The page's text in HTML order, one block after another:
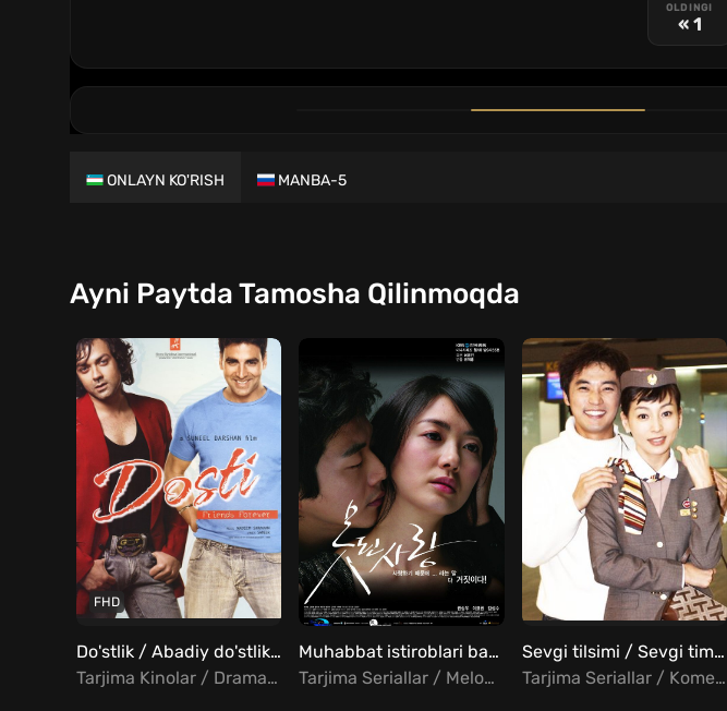
OLDINGI
« 1
ONLAYN KO'RISH MANBA-5
Ayni Paytda Tamosha Qilinmoqda
FHD
Do'stlik / Abadiy do'stlik Uzbek tilida
Tarjima Kinolar / Drama / Melodrama / Hind Kinolar Uzbek Tilida
Muhabbat istiroblari barcha qismlar Uzbek tilida
Tarjima Seriallar / Melodrama / Xorij Seriallar Uzbek Tilida
Sevgi tilsimi / Sevgi timsoli Barcha qismlar Uzbek Tilida
Tarjima Seriallar / Komediya / Melodrama / Xorij Seriallar Uzbek Tilida